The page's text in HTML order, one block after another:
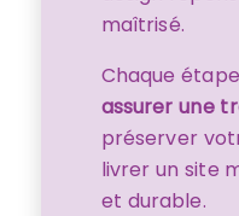
maîtrisé.
Chaque
assurer une
préserver
livrer un site
et durable.